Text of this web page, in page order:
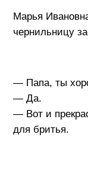
Марья
чернильницу
— Папа, ты
— Да.
— Вот и
для бритья.